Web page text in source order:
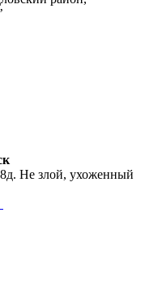
Не злой, ухоженный